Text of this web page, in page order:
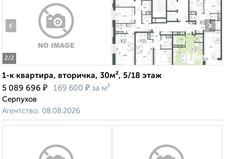
2/2
‹ ›
1-к квартира, вторичка, 30м², 5/18 этаж
5 089 696 ₽ 169 600 ₽ за м²
Серпухов
Агентство, 08.08.2026